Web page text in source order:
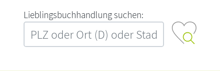
L‍i‍e‍b‍l‍i‍n‍g‍s‍b‍u‍c‍h‍h‍a‍n‍d‍l‍u‍n‍g‍ ‍s‍u‍c‍h‍e‍n‍:‍